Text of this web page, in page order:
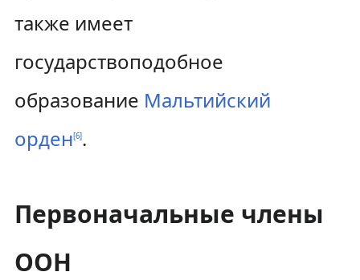
также имеет
государствоподобное
образование Мальтийский
орден[6].
Первоначальные члены
ООН